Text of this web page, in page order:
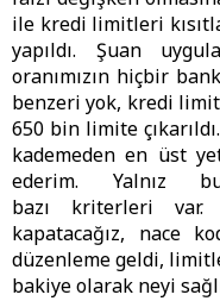
ile kredi limitleri
yapıldı. Şuan
oranımızın hiçbir
benzeri yok, kredi
650 bin limite
kademeden en üst
ederim. Yalnız
bazı kriterleri var.
kapatacağız, nace
düzenleme geldi,
bakiye olarak neyi